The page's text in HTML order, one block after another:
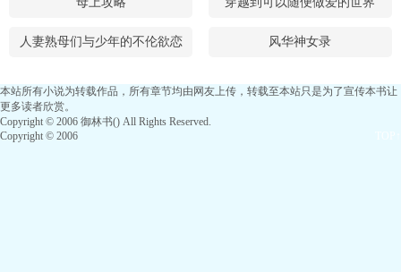
人妻熟母们与少年的不伦欲恋 风华神女录
本站所有小说为转载作品，所有章节均由网友上传，转载至本站只是为了宣传本书让
更多读者欣赏。
Copyright © 2006 御林书() All Rights Reserved.
Copyright © 2006